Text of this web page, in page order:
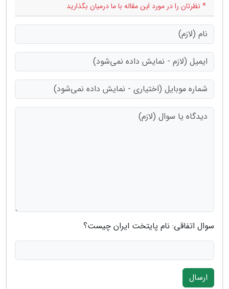
* نظرتان را در مورد این مقاله با ما درمیان بگذارید
سوال اتفاقی: نام پایتخت ایران چیست؟
ارسال